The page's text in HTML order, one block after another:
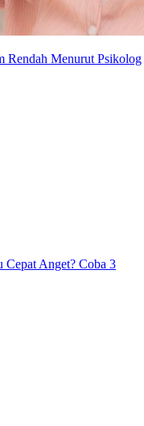
Rendah Menurut Psikolog
Anget? Coba 3